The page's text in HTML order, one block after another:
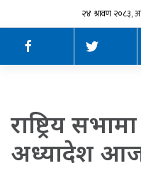
२४ श्रावण २०८३,
राष्ट्रिय
अध्यादेश आज